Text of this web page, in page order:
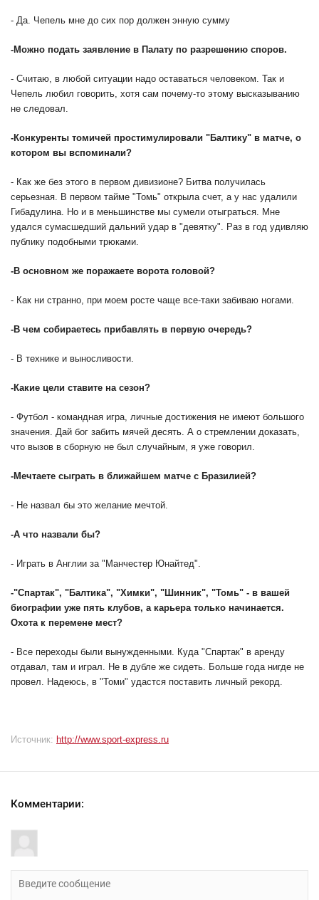
- Да. Чепель мне до сих пор должен энную сумму
-Можно подать заявление в Палату по разрешению споров.
- Считаю, в любой ситуации надо оставаться человеком. Так и
Чепель любил говорить, хотя сам почему-то этому высказыванию
не следовал.
-Конкуренты томичей простимулировали "Балтику" в матче, о
котором вы вспоминали?
- Как же без этого в первом дивизионе? Битва получилась
серьезная. В первом тайме "Томь" открыла счет, а у нас удалили
Гибадулина. Но и в меньшинстве мы сумели отыграться. Мне
удался сумасшедший дальний удар в "девятку". Раз в год удивляю
публику подобными трюками.
-В основном же поражаете ворота головой?
- Как ни странно, при моем росте чаще все-таки забиваю ногами.
-В чем собираетесь прибавлять в первую очередь?
- В технике и выносливости.
-Какие цели ставите на сезон?
- Футбол - командная игра, личные достижения не имеют большого
значения. Дай бог забить мячей десять. А о стремлении доказать,
что вызов в сборную не был случайным, я уже говорил.
-Мечтаете сыграть в ближайшем матче с Бразилией?
- Не назвал бы это желание мечтой.
-А что назвали бы?
- Играть в Англии за "Манчестер Юнайтед".
-"Спартак", "Балтика", "Химки", "Шинник", "Томь" - в вашей
биографии уже пять клубов, а карьера только начинается.
Охота к перемене мест?
- Все переходы были вынужденными. Куда "Спартак" в аренду
отдавал, там и играл. Не в дубле же сидеть. Больше года нигде не
провел. Надеюсь, в "Томи" удастся поставить личный рекорд.
Источник: http://www.sport-express.ru
Комментарии: